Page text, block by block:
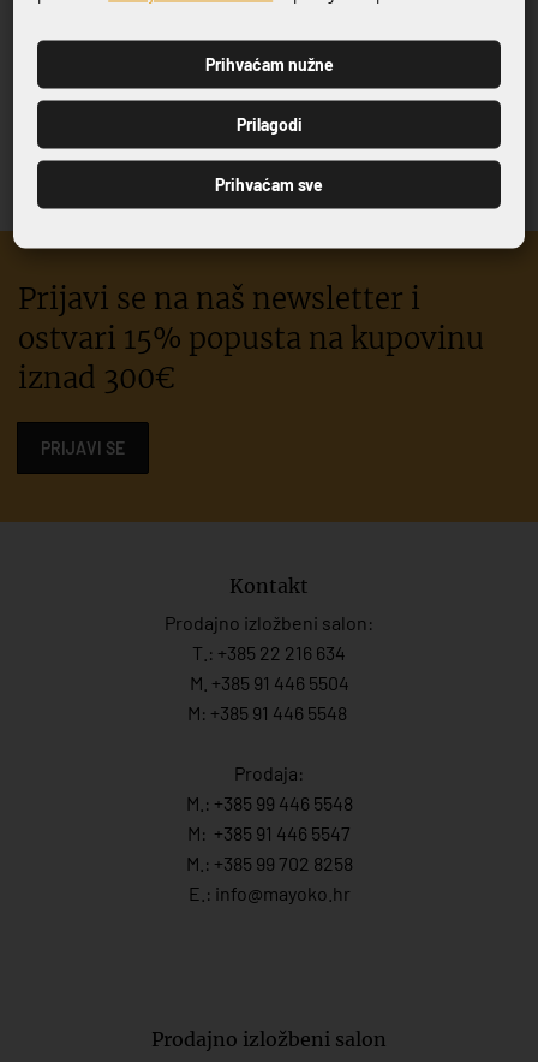
Prijavi se na naš newsletter i
ostvari 15% popusta na kupovinu
iznad 300€
PRIJAVI SE
Kontakt
Prodajno izložbeni salon:
T.: +385 22 216 634
M. +385 91 446 5504
M: +385 91 446 5548
Prodaja:
M.: +385 99 446 5548
M: +385 91 446 5547
M.: +385 99 702 8258
E.: info@mayoko. hr
Prodajno izložbeni salon
PRIJAVI SE
Prihvaćam nužne
Prilagodi
Prihvaćam sve